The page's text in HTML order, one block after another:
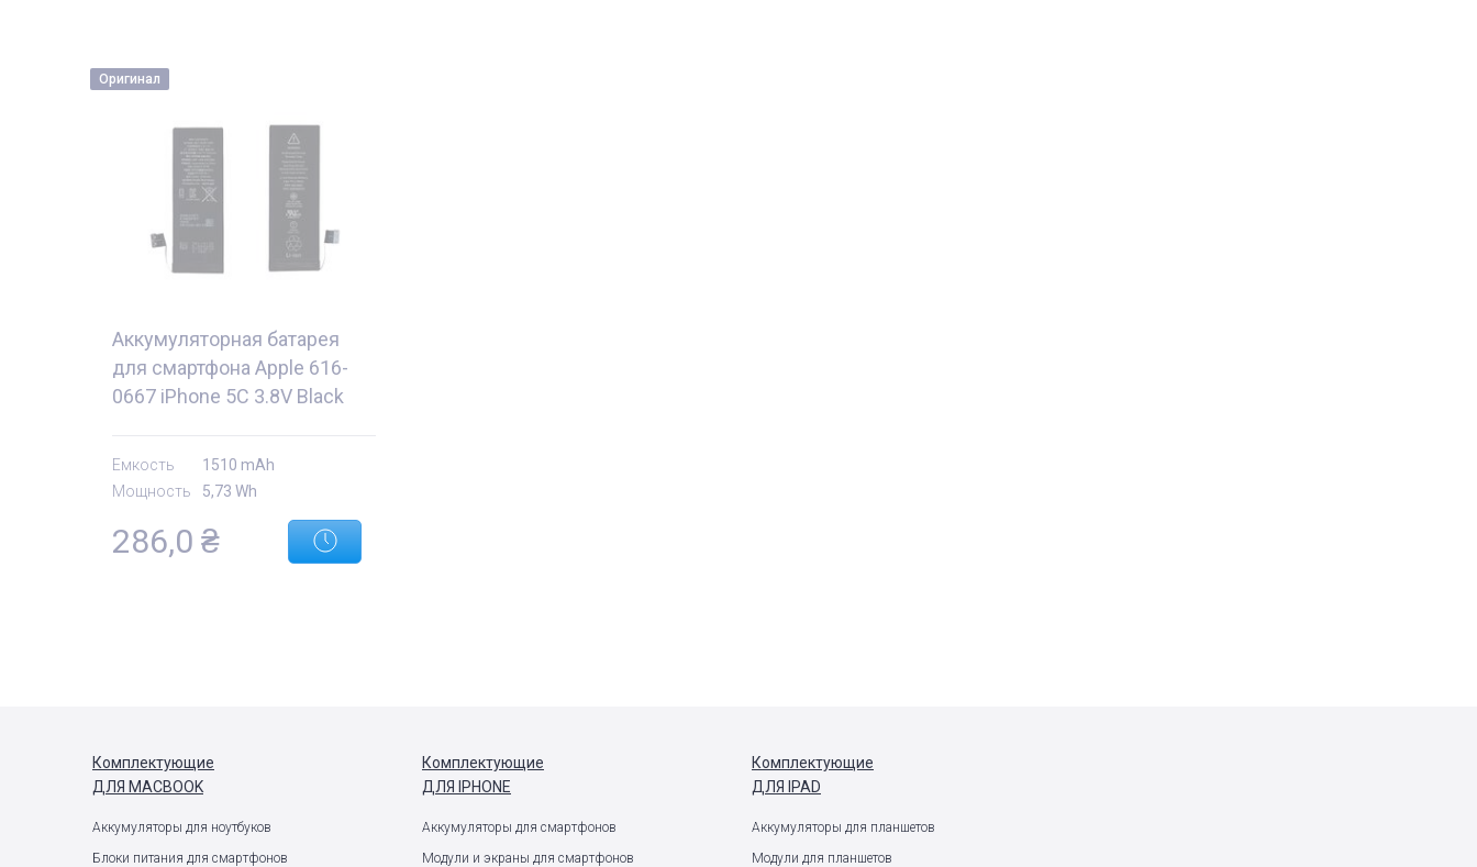
Оригинал
Аккумуляторная батарея
для смартфона Apple 616-
0667 iPhone 5C 3.8V Black
Емкость
1510 mAh
Мощность
5,73 Wh
286,0 ₴
Комплектующие
ДЛЯ MACBOOK
Аккумуляторы для ноутбуков
Блоки питания для смартфонов
Комплектующие
ДЛЯ IPHONE
Аккумуляторы для смартфонов
Модули и экраны для смартфонов
Комплектующие
ДЛЯ IPAD
Аккумуляторы для планшетов
Модули для планшетов